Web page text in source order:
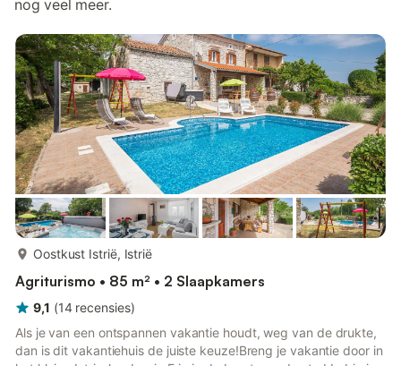
nog veel meer.
Oostkust Istrië, Istrië
Agriturismo • 85 m² • 2 Slaapkamers
9,1 (14 recensies)
Als je van een ontspannen vakantie houdt, weg van de drukte,
dan is dit vakantiehuis de juiste keuze!Breng je vakantie door in